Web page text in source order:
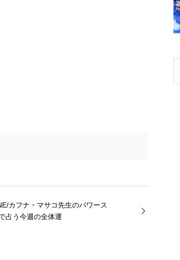
カフナ・マサコ先生のパワース
占う今週の全体運